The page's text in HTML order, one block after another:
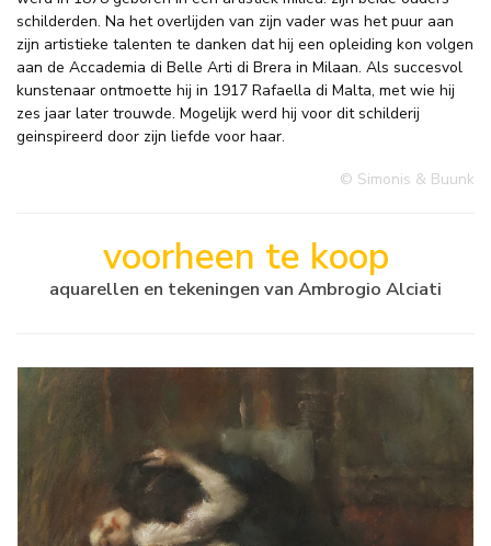
schilderden. Na het overlijden van zijn vader was het puur aan
zijn artistieke talenten te danken dat hij een opleiding kon volgen
aan de Accademia di Belle Arti di Brera in Milaan. Als succesvol
kunstenaar ontmoette hij in 1917 Rafaella di Malta, met wie hij
zes jaar later trouwde. Mogelijk werd hij voor dit schilderij
geinspireerd door zijn liefde voor haar.
© Simonis & Buunk
voorheen te koop
aquarellen en tekeningen van Ambrogio Alciati